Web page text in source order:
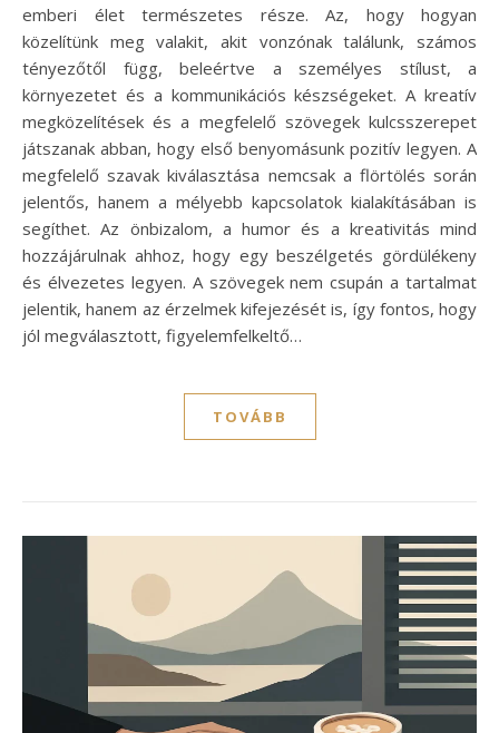
emberi élet természetes része. Az, hogy hogyan
közelítünk meg valakit, akit vonzónak találunk, számos
tényezőtől függ, beleértve a személyes stílust, a
környezetet és a kommunikációs készségeket. A kreatív
megközelítések és a megfelelő szövegek kulcsszerepet
játszanak abban, hogy első benyomásunk pozitív legyen. A
megfelelő szavak kiválasztása nemcsak a flörtölés során
jelentős, hanem a mélyebb kapcsolatok kialakításában is
segíthet. Az önbizalom, a humor és a kreativitás mind
hozzájárulnak ahhoz, hogy egy beszélgetés gördülékeny
és élvezetes legyen. A szövegek nem csupán a tartalmat
jelentik, hanem az érzelmek kifejezését is, így fontos, hogy
jól megválasztott, figyelemfelkeltő…
TOVÁBB